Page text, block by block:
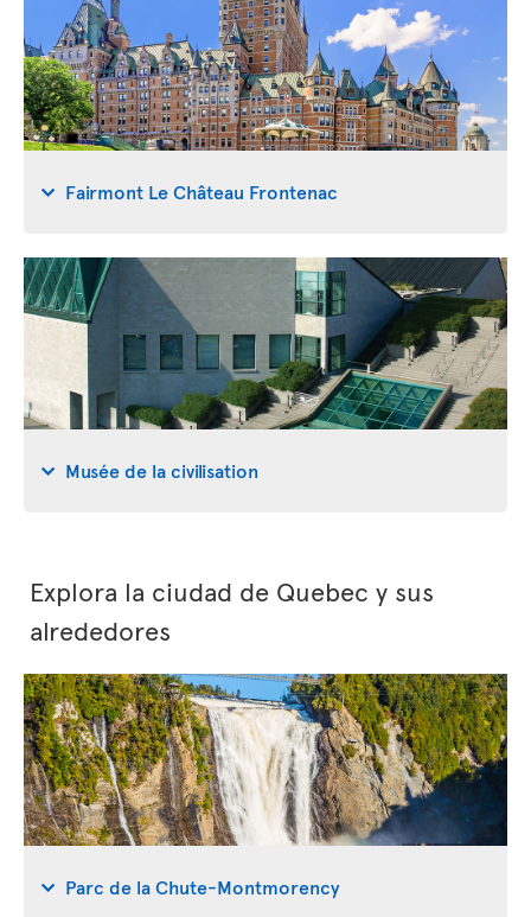
Fairmont Le Château Frontenac
Musée de la civilisation
Explora la ciudad de Quebec y sus
alrededores
Parc de la Chute-Montmorency